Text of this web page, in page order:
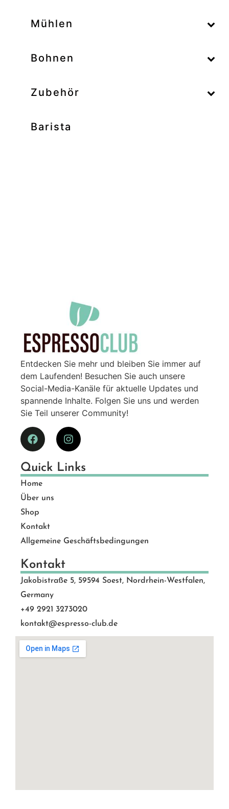
Mühlen
–
Bohnen
–
Zubehör
Barista
Entdecken Sie mehr und bleiben Sie immer auf
dem Laufenden! Besuchen Sie auch unsere
Social-Media-Kanäle für aktuelle Updates und
spannende Inhalte. Folgen Sie uns und werden
Sie Teil unserer Community!
Quick Links
Home
Über uns
Shop
Kontakt
Allgemeine Geschäftsbedingungen
Kontakt
Jakobistraße 5, 59594 Soest, Nordrhein-Westfalen,
Germany
+49 2921 3273020
kontakt@espresso-club.de